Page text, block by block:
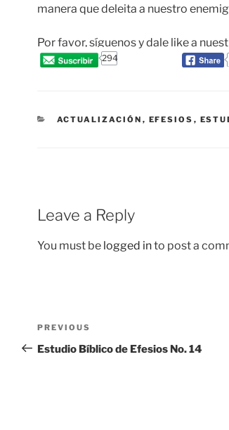
manera que deleita a nuestro
Por favor, síguenos y dale like a
294
CATEGORIES
ACTUALIZACIÓN , EFESIOS ,
Leave a Reply
You must be logged into post a
Post
navigation
Previous
Post
PREVIOUS
Estudio Bíblico de Efesios No. 14